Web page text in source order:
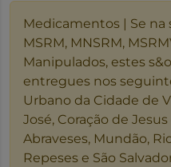
Medicamentos | Se
MSRM, MNSRM,
Manipulados, estes
entregues nos
Urbano da Cidade de
José, Coração de
Abraveses, Mundão,
Repeses e São